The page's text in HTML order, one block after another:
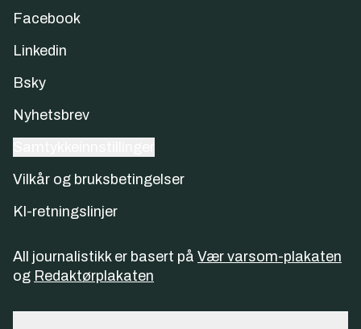
Facebook
Linkedin
Bsky
Nyhetsbrev
Vilkår og bruksbetingelser
KI-retningslinjer
All journalistikk er basert på Vær varsom-plakaten
og Redaktørplakaten